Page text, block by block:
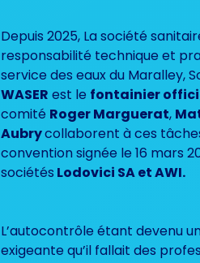
Depuis 2025, La société
responsabilité technique et
service des eaux du Maralley,
WASER est le fontainier
comité Roger Marguerat,
Aubrycollaborent à ces
convention signée le 16 mars
sociétés Lodovici SA et AWI.
L’autocontrôle étant devenu
exigeante qu’il fallait des